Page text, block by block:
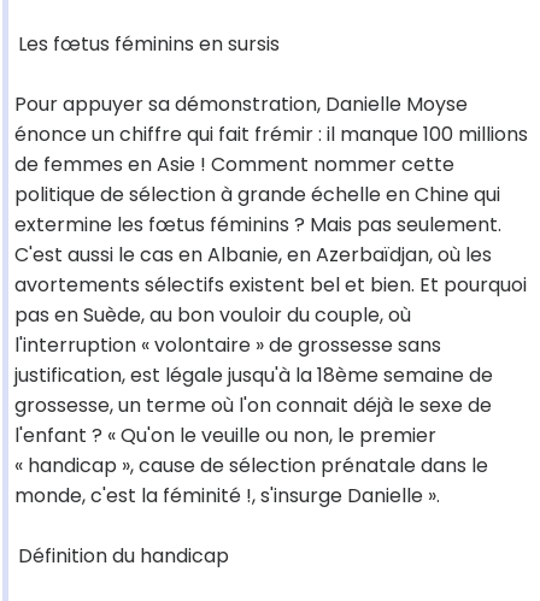
Les fœtus féminins en sursis
Pour appuyer sa démonstration, Danielle Moyse
énonce un chiffre qui fait frémir : il manque 100 millions
de femmes en Asie ! Comment nommer cette
politique de sélection à grande échelle en Chine qui
extermine les fœtus féminins ? Mais pas seulement.
C'est aussi le cas en Albanie, en Azerbaïdjan, où les
avortements sélectifs existent bel et bien. Et pourquoi
pas en Suède, au bon vouloir du couple, où
l'interruption « volontaire » de grossesse sans
justification, est légale jusqu'à la 18ème semaine de
grossesse, un terme où l'on connait déjà le sexe de
l'enfant ? « Qu'on le veuille ou non, le premier
« handicap », cause de sélection prénatale dans le
monde, c'est la féminité !, s'insurge Danielle ».
Définition du handicap